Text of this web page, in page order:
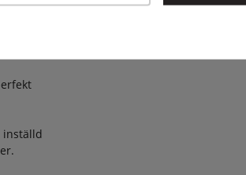
olika
inställd